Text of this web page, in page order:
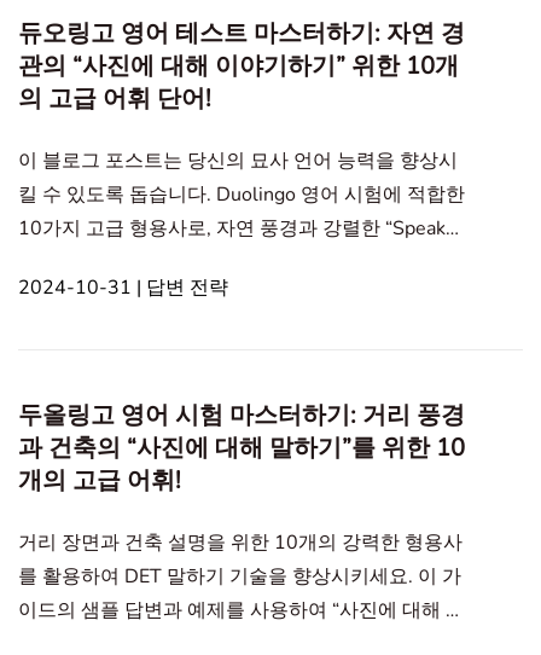
듀오링고 영어 테스트 마스터하기: 자연 경
관의 “사진에 대해 이야기하기” 위한 10개
의 고급 어휘 단어!
이 블로그 포스트는 당신의 묘사 언어 능력을 향상시
킬 수 있도록 돕습니다. Duolingo 영어 시험에 적합한
10가지 고급 형용사로, 자연 풍경과 강렬한 “Speak
야기하기 사람의 초상화 교통수단 예술 거리 풍경과
고급 형용사DET 자연 풍경을 묘사하기 위한 고급 형
용사 1. Lush 정의
2024-10-31 | 답변 전략
두올링고 영어 시험 마스터하기: 거리 풍경
과 건축의 “사진에 대해 말하기”를 위한 10
개의 고급 어휘!
거리 장면과 건축 설명을 위한 10개의 강력한 형용사
를 활용하여 DET 말하기 기술을 향상시키세요. 이 가
이드의 샘플 답변과 예제를 사용하여 “사진에 대해 말